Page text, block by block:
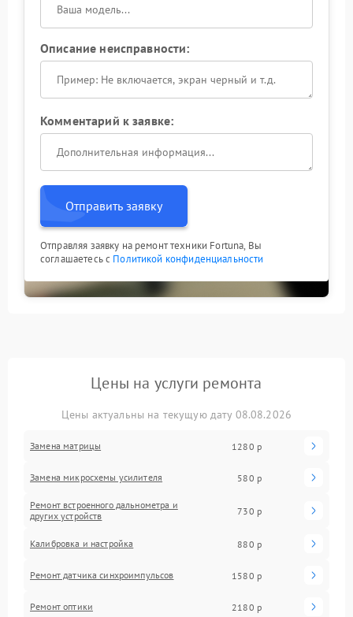
Описание неисправности:
Комментарий к заявке:
Отправить заявку
Отправляя заявку на ремонт техники Fortuna, Вы
соглашаетесь с Политикой конфиденциальности
Цены на услуги ремонта
Цены актуальны на текущую дату 08.08.2026
Замена матрицы 1280 р
Замена микросхемы усилителя 580 р
Ремонт встроенного дальнометра и
других устройств
730 р
Калибровка и настройка 880 р
Ремонт датчика синхроимпульсов 1580 р
Ремонт оптики 2180 р